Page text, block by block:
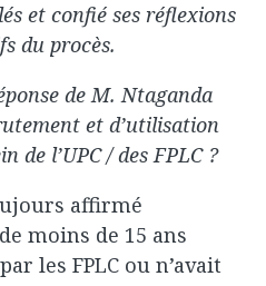
et confié ses réflexions
du procès.
de M. Ntaganda
et d’utilisation
de l’UPC / des FPLC ?
affirmé
moins de 15 ans
les FPLC ou n’avait